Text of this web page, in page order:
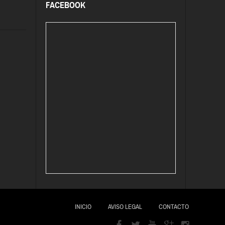
FACEBOOK
INICIO AVISO LEGAL CONTACTO